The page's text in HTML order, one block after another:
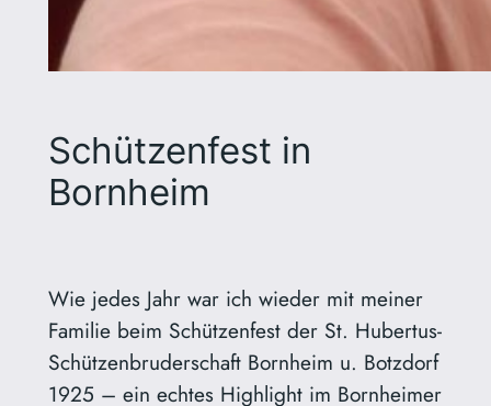
Schützenfest in
Bornheim
Wie jedes Jahr war ich wieder mit meiner
Familie beim Schützenfest der St. Hubertus-
Schützenbruderschaft Bornheim u. Botzdorf
1925 – ein echtes Highlight im Bornheimer